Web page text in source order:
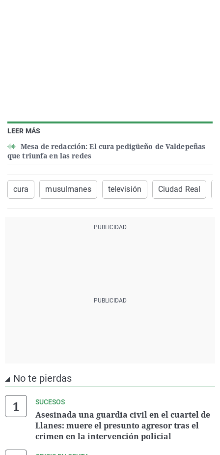
LEER MÁS
Mesa de redacción: El cura pedigüeño de Valdepeñas
que triunfa en las redes
cura musulmanes televisión Ciudad Real
No te pierdas
SUCESOS
Asesinada una guardia civil en el cuartel de
Llanes: muere el presunto agresor tras el
crimen en la intervención policial